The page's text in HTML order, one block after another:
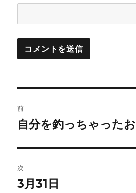
稿
ビ
ゲ
前
前
投
稿:
自分を釣っちゃった
次
次
3月31日